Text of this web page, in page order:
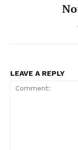
LEAVE A REPLY